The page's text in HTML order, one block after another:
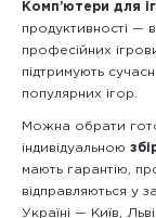
Комп’ютери для
продуктивності —
професійних
підтримують
популярних ігор.
Можна обрати
індивідуальною
мають гарантію,
відправляються у
Україні — Київ,